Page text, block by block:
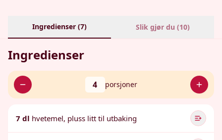
Ingredienser (7) Slik gjør du (10)
Ingredienser
4 porsjoner
7 dl hvetemel, pluss litt til utbaking